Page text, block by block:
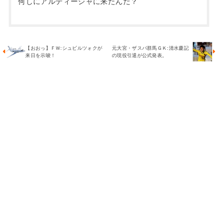
【おおっ】ＦＷ:シュビルツォクが
来日を示唆！
元大宮・ザスパ群馬ＧＫ:清水慶記
の現役引退が公式発表。